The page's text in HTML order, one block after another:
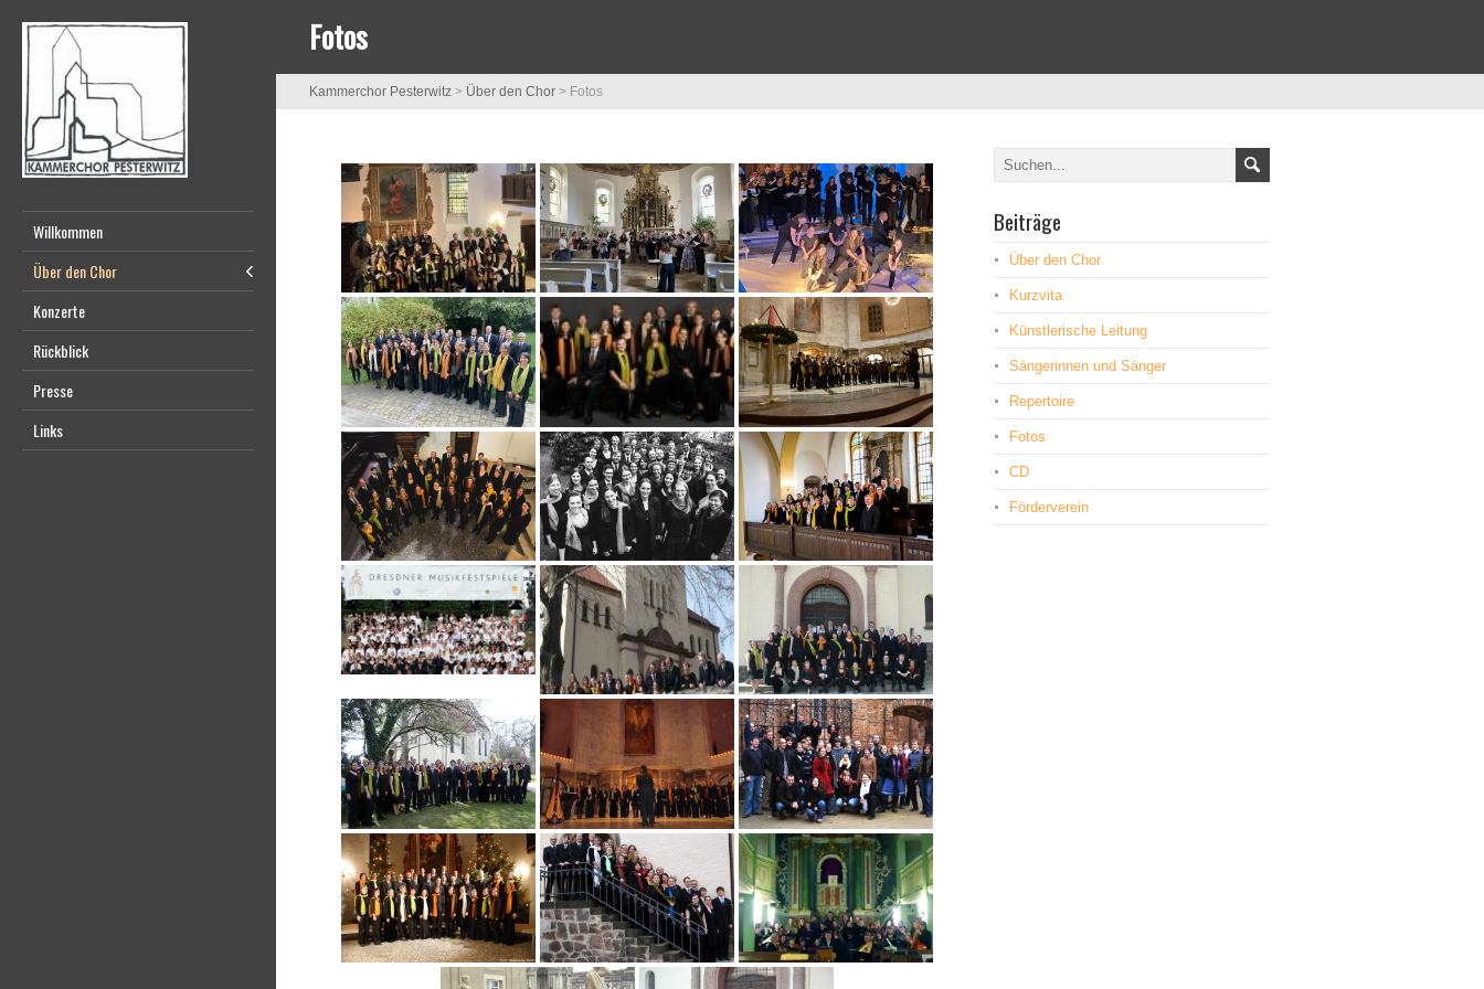
Willkommen
Über den Chor
Konzerte
Rückblick
Presse
Links
Fotos
Kammerchor Pesterwitz > Über den Chor > Fotos
Beiträge
Über den Chor
Kurzvita
Künstlerische Leitung
Sängerinnen und Sänger
Repertoire
Fotos
CD
Förderverein